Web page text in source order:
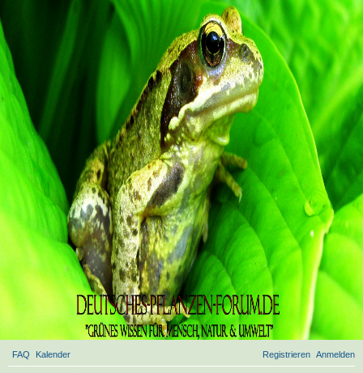
FAQ Kalender Anmelden
Registrieren